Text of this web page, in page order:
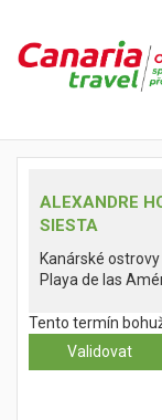
ALEXANDRE
SIESTA
Kanárské
Playa de las
Tento termín